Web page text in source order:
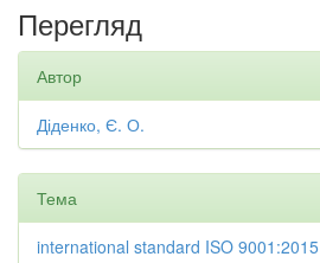
Перегляд
Автор
Діденко, Є. О.
Тема
international standard ISO 9001:2015